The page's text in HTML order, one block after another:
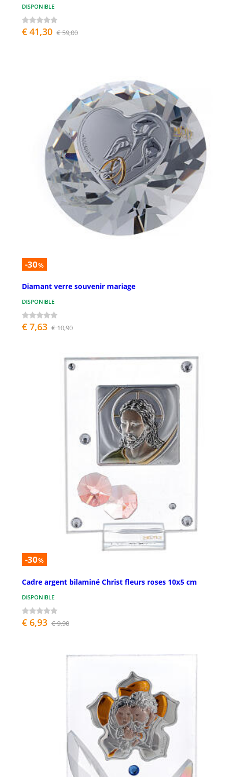
DISPONIBLE
€ 41,30 € 59,00
-30%
Diamant verre souvenir mariage
DISPONIBLE
€ 7,63 € 10,90
-30%
Cadre argent bilaminé Christ fleurs roses 10x5 cm
DISPONIBLE
€ 6,93 € 9,90